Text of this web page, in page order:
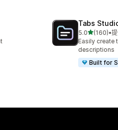
Tabs
5.0滿分 5 顆星
(160)
共有 160 則評
•
Easily create
descriptions
Built for